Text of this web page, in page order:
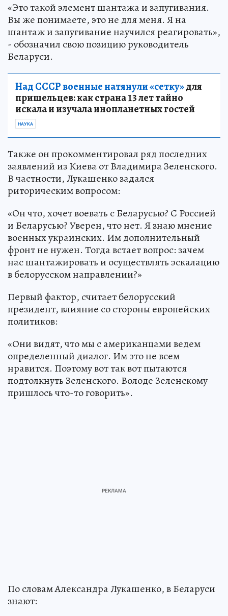
«Это такой элемент шантажа и запугивания.
Вы же понимаете, это не для меня. Я на
шантаж и запугивание научился реагировать»,
- обозначил свою позицию руководитель
Беларуси.
Над СССР военные натянули «сетку»для
пришельцев: как страна 13 лет тайно
искала и изучала инопланетных гостей
НАУКА
Также он прокомментировал ряд последних
заявлений из Киева от Владимира Зеленского.
В частности, Лукашенко задался
риторическим вопросом:
«Он что, хочет воевать с Беларусью? С Россией
и Беларусью? Уверен, что нет. Я знаю мнение
военных украинских. Им дополнительный
фронт не нужен. Тогда встает вопрос: зачем
нас шантажировать и осуществлять эскалацию
в белорусском направлении?»
Первый фактор, считает белорусский
президент, влияние со стороны европейских
политиков:
«Они видят, что мы с американцами ведем
определенный диалог. Им это не всем
нравится. Поэтому вот так вот пытаются
подтолкнуть Зеленского. Володе Зеленскому
пришлось что-то говорить».
По словам Александра Лукашенко, в Беларуси
знают: